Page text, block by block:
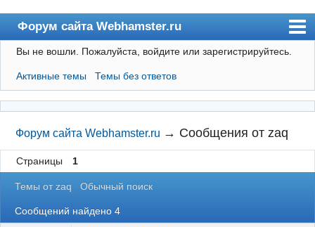
Форум сайта Webhamster.ru
Форум
Пользователи
Поиск
Регистрация
Вход
Webhamster.ru
Вы не вошли. Пожалуйста, войдите или зарегистрируйтесь.
Активные темы Темы без ответов
Форум сайта Webhamster.ru → Сообщения от zaq
Страницы 1
Темы от zaq Обычный поиск
Сообщений найдено 4